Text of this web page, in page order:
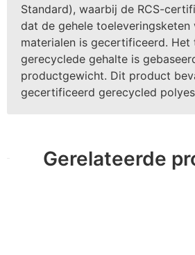
Standard), waarbij de RCS-
dat de gehele toeleveringsketen
materialen is gecertificeerd. Het
gerecyclede gehalte is
productgewicht. Dit product
gecertificeerd gerecycled
Gerelateerde